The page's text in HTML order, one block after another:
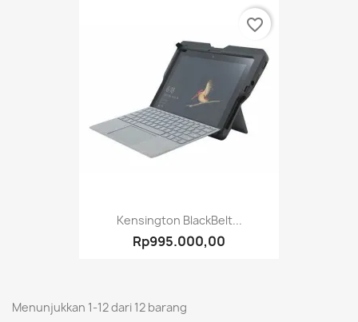
Kensington BlackBelt...
Rp995.000,00
favorite_border
Menunjukkan 1-12 dari 12 barang